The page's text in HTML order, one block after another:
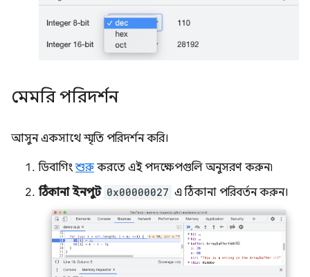
মেমরি পরিদর্শন
আসুন একসাথে স্মৃতি পরিদর্শন করি।
ডিবাগিং শুরু করতে এই পদক্ষেপগুলি অনুসরণ করুন৷
ঠিকানা ইনপুট 0x00000027 এ ঠিকানা পরিবর্তন করুন।